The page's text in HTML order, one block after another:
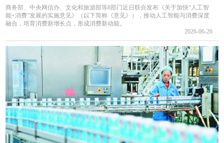
商务部、中央网信办、文化和旅游部等8部门近日联合发布《关于加快“人工智
能+消费”发展的实施意见》（以下简称《意见》），推动人工智能与消费深度
融合，培育消费新增长点，形成消费新动能。
2026-06-26